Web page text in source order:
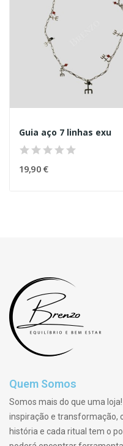
Guia aço 7 linhas exu
19,90 €
Quem Somos
Somos mais do que uma
inspiração e transformação,
história e cada ritual tem o